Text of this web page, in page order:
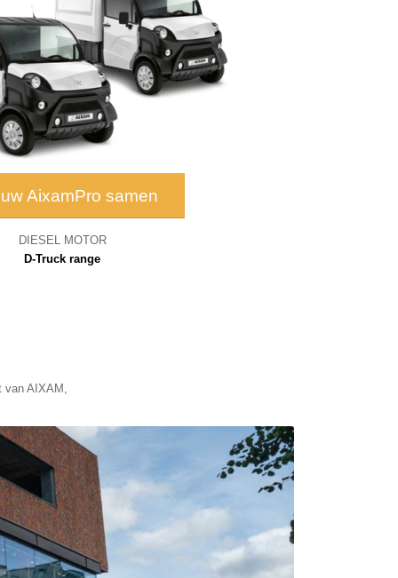
AixamPro samen
DIESEL MOTOR
D-Truck range
AIXAM,